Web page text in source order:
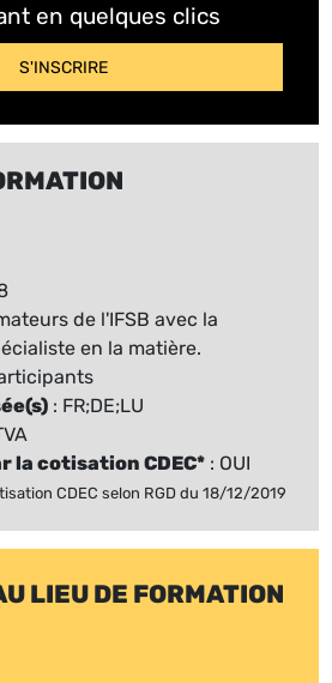
en quelques clics
S'INSCRIRE
de l'IFSB avec la
en la matière.
: FR;DE;LU
la cotisation CDEC* : OUI
CDEC selon RGD du 18/12/2019
LIEU DE FORMATION